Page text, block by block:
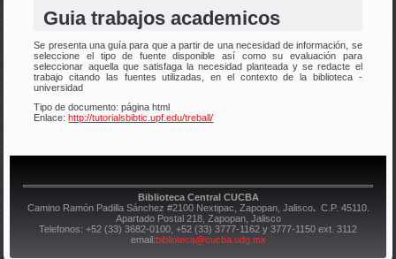
Guia trabajos academicos
Se presenta una guía para que a partir de una necesidad de información, se
seleccione el tipo de fuente disponible así como su evaluación para
seleccionar aquella que satisfaga la necesidad planteada y se redacte el
trabajo citando las fuentes utilizadas, en el contexto de la biblioteca -
universidad
Tipo de documento: página html
Enlace: http://tutorialsbibtic.upf.edu/treball/
Biblioteca Central CUCBA
Camino Ramón Padilla Sánchez #2100 Nextipac, Zapopan, Jalisco. C.P. 45110.
Apartado Postal 218, Zapopan, Jalisco
Telefonos: +52 (33) 3682-0100, +52 (33) 3777-1162 y 3777-1150 ext. 3112
email:biblioteca@cucba.udg.mx